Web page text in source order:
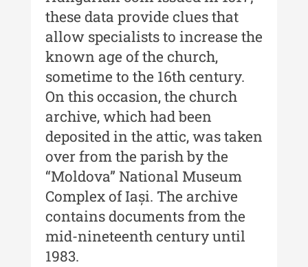
XII / Nr. 13 / 2019
Indexul Complet
Buletinul Centrului de Cercetare și
Conservare-Restaurare a
Patrimoniului
Buletinul Centrului de Cercetare
și Conservare-Restaurare a
Patrimoniului - 2021
Buletinul Centrului de Cercetare
și Conservare-Restaurare a
Patrimoniului - 2020
Buletinul Centrului de Cercetare
these data provide clues that
allow specialists to increase the
known age of the church,
sometime to the 16th century.
On this occasion, the church
archive, which had been
deposited in the attic, was taken
over from the parish by the
“Moldova” National Museum
Complex of Iași. The archive
contains documents from the
mid-nineteenth century until
1983.